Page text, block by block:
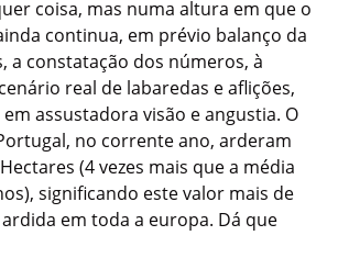
coisa, mas numa altura em que o
continua, em prévio balanço da
a constatação dos números, à
real de labaredas e aflições,
assustadora visão e angustia. O
no corrente ano, arderam
(4 vezes mais que a média
significando este valor mais de
em toda a europa. Dá que